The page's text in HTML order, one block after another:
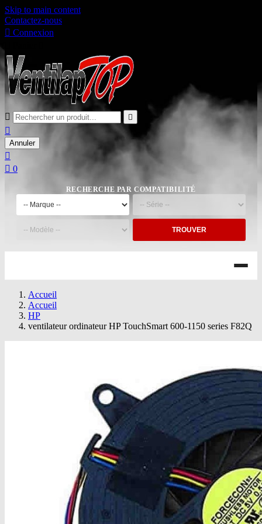
Skip to main content
Contactez-nous
 Connexion
 

Annuler

 0
RECHERCHE PAR COMPATIBILITÉ
TROUVER
Accueil
Accueil
HP
ventilateur ordinateur HP TouchSmart 600-1150 series F82Q